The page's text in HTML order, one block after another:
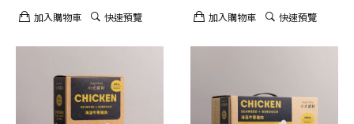
加入購物車 快速預覽 加入購物車 快速預覽